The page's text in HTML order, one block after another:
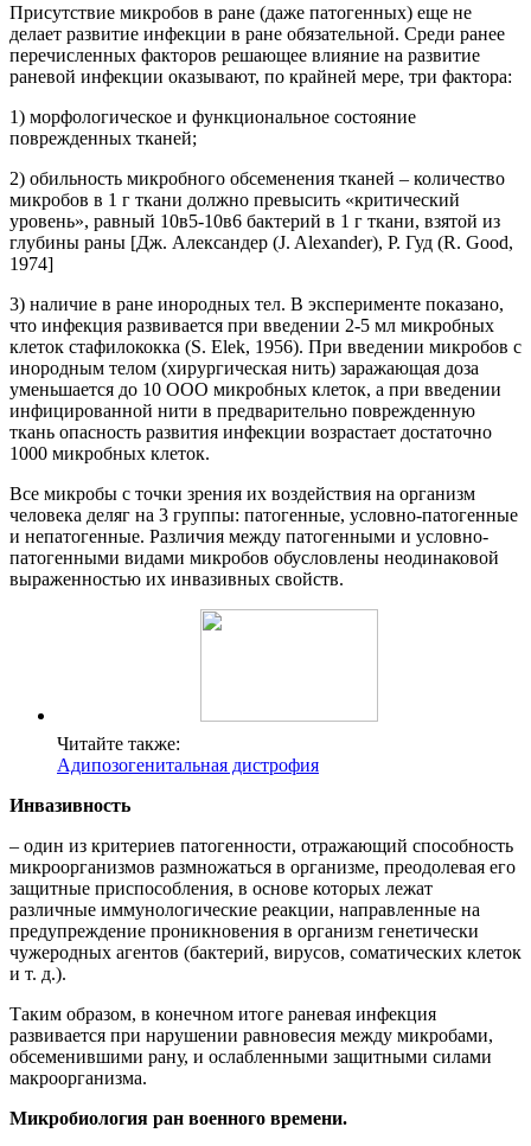
Присутствие микробов в ране (даже патогенных) еще не
делает развитие инфекции в ране обязательной. Среди ранее
перечисленных факторов решающее влияние на развитие
раневой инфекции оказывают, по крайней мере, три фактора:
1) морфологическое и функциональное состояние
поврежденных тканей;
2) обильность микробного обсеменения тканей – количество
микробов в 1 г ткани должно превысить «критический
уровень», равный 10в5-10в6 бактерий в 1 г ткани, взятой из
глубины раны [Дж. Александер (J. Alexander), Р. Гуд (R. Good,
1974]
3) наличие в ране инородных тел. В эксперименте показано,
что инфекция развивается при введении 2-5 мл микробных
клеток стафилококка (S. Elek, 1956). При введении микробов с
инородным телом (хирургическая нить) заражающая доза
уменьшается до 10 ООО микробных клеток, а при введении
инфицированной нити в предварительно поврежденную
ткань опасность развития инфекции возрастает достаточно
1000 микробных клеток.
Все микробы с точки зрения их воздействия на организм
человека деляг на 3 группы: патогенные, условно-патогенные
и непатогенные. Различия между патогенными и условно-
патогенными видами микробов обусловлены неодинаковой
выраженностью их инвазивных свойств.
Читайте также:
Адипозогенитальная дистрофия
Инвазивность
– один из критериев патогенности, отражающий способность
микроорганизмов размножаться в организме, преодолевая его
защитные приспособления, в основе которых лежат
различные иммунологические реакции, направленные на
предупреждение проникновения в организм генетически
чужеродных агентов (бактерий, вирусов, соматических клеток
и т. д.).
Таким образом, в конечном итоге раневая инфекция
развивается при нарушении равновесия между микробами,
обсеменившими рану, и ослабленными защитными силами
макроорганизма.
Микробиология ран военного времени.